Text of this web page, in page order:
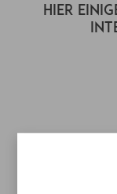
Hier